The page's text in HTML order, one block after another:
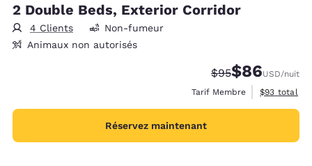
2 Double Beds, Exterior Corridor
4 Clients
Non-fumeur
Animaux non autorisés
Tarif barré :
$95Tarif réduit :
$86USD/nuit
Tarif Membre
Afficher les
$93 total
Réservez maintenant